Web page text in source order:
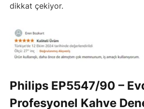
dikkat çekiyor.
Philips EP5547/90 –
Profesyonel Kahve